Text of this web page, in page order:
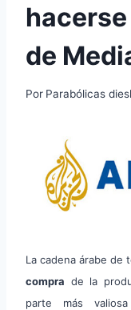
de
Por Parabólicas
La cadena árabe de
compra de la
parte más